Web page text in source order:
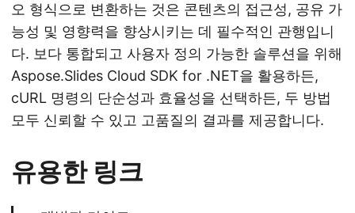
오 형식으로 변환하는 것은 콘텐츠의 접근성, 공유 가
능성 및 영향력을 향상시키는 데 필수적인 관행입니
다. 보다 통합되고 사용자 정의 가능한 솔루션을 위해
Aspose.Slides Cloud SDK for .NET을 활용하든,
cURL 명령의 단순성과 효율성을 선택하든, 두 방법
모두 신뢰할 수 있고 고품질의 결과를 제공합니다.
유용한 링크